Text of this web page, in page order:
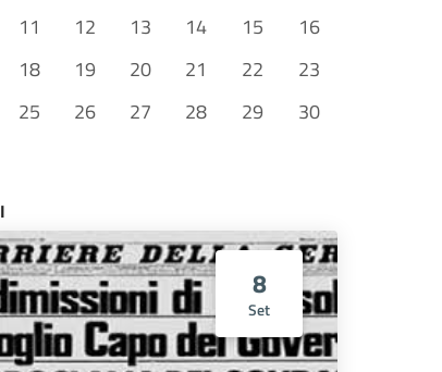
11 12 13 14 15
16
18 19 20 21 22
23
25 26 27 28 29
30
8
Set